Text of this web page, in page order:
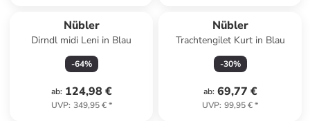
Nübler
Dirndl midi Leni in Blau
-64%
ab: 124,98 €
UVP: 349,95 €*
Nübler
Trachtengilet Kurt in Blau
-30%
ab: 69,77 €
UVP: 99,95 €*